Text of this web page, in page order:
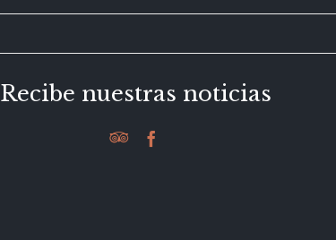
Recibe nuestras noticias
 